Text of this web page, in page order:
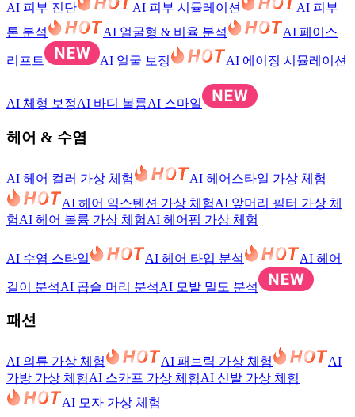
AI 피부 진단 AI 피부 시뮬레이션
AI 피부
톤 분석
AI 얼굴형 & 비율 분석 AI 페이스
리프트 AI 얼굴 보정 AI 에이징 시뮬레이션
AI 체형 보정AI 바디 볼륨AI 스마일
헤어 & 수염
AI 헤어 컬러 가상 체험
AI 헤어스타일 가상 체험
AI 헤어 익스텐션 가상 체험AI 앞머리 필터 가상 체
험AI 헤어 볼륨 가상 체험AI 헤어펌 가상 체험
AI 수염 스타일 AI 헤어 타입 분석 AI 헤어
길이 분석AI 곱슬 머리 분석AI 모발 밀도 분석
패션
AI 의류 가상 체험 AI 패브릭 가상 체험
AI
가방 가상 체험AI 스카프 가상 체험AI 신발 가상 체험
AI 모자 가상 체험